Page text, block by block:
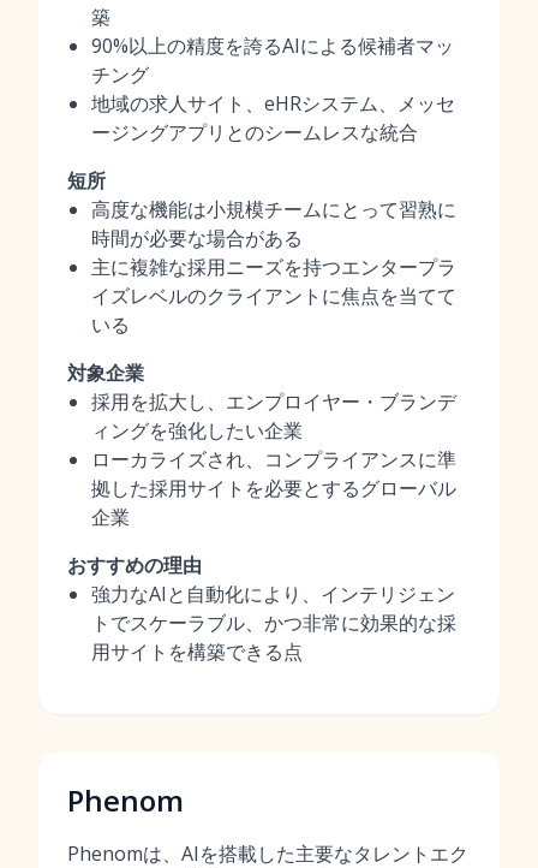
築
90%以上の精度を誇るAIによる候補者マッ
チング
地域の求人サイト、eHRシステム、メッセ
ージングアプリとのシームレスな統合
短所
高度な機能は小規模チームにとって習熟に
時間が必要な場合がある
主に複雑な採用ニーズを持つエンタープラ
イズレベルのクライアントに焦点を当てて
いる
対象企業
採用を拡大し、エンプロイヤー・ブランデ
ィングを強化したい企業
ローカライズされ、コンプライアンスに準
拠した採用サイトを必要とするグローバル
企業
おすすめの理由
強力なAIと自動化により、インテリジェン
トでスケーラブル、かつ非常に効果的な採
用サイトを構築できる点
Phenom
Phenomは、AIを搭載した主要なタレントエク